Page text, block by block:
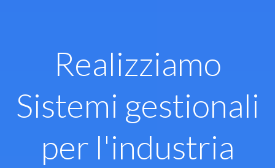
Realizziamo
Sistemi gestionali
per l'industria